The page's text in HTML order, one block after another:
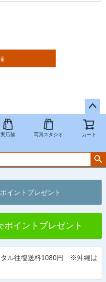
ペー
ジト
実店舗 写真スタジオ カート
ポイントプレゼント
ポイントプレゼント
ル往復送料1080円 ※沖縄は